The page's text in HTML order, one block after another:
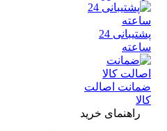
پشتیبانی 24
اصالت
راهنمای خرید